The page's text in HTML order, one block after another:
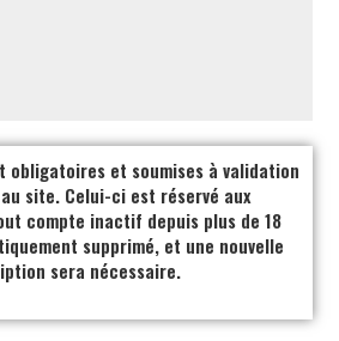
obligatoires et soumises à validation
site. Celui-ci est réservé aux
compte inactif depuis plus de 18
supprimé, et une nouvelle
sera nécessaire.